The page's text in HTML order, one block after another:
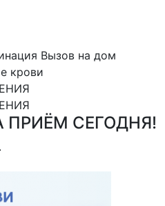
Вызов на дом
крови
СЕГОДНЯ!